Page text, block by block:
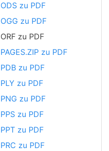
ODS zu PDF
OGG zu PDF
ORF zu PDF
PAGES.ZIP zu PDF
PDB zu PDF
PLY zu PDF
PNG zu PDF
PPS zu PDF
PPT zu PDF
PRC zu PDF